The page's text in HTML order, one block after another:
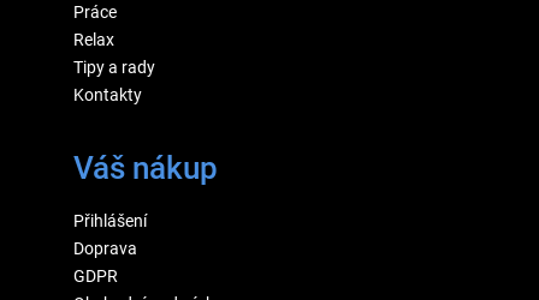
Práce
Relax
Tipy a rady
Kontakty
Váš nákup
Přihlášení
Doprava
GDPR